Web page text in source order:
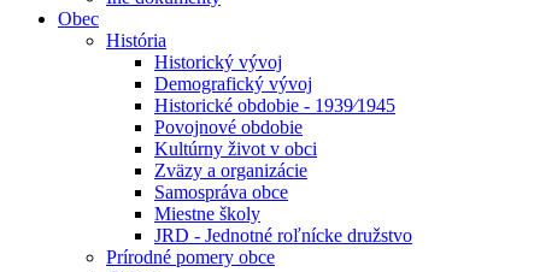
Obec
História
Historický vývoj
Demografický vývoj
Historické obdobie - 1939⁄1945
Povojnové obdobie
Kultúrny život v obci
Zväzy a organizácie
Samospráva obce
Miestne školy
JRD - Jednotné roľnícke družstvo
Prírodné pomery obce